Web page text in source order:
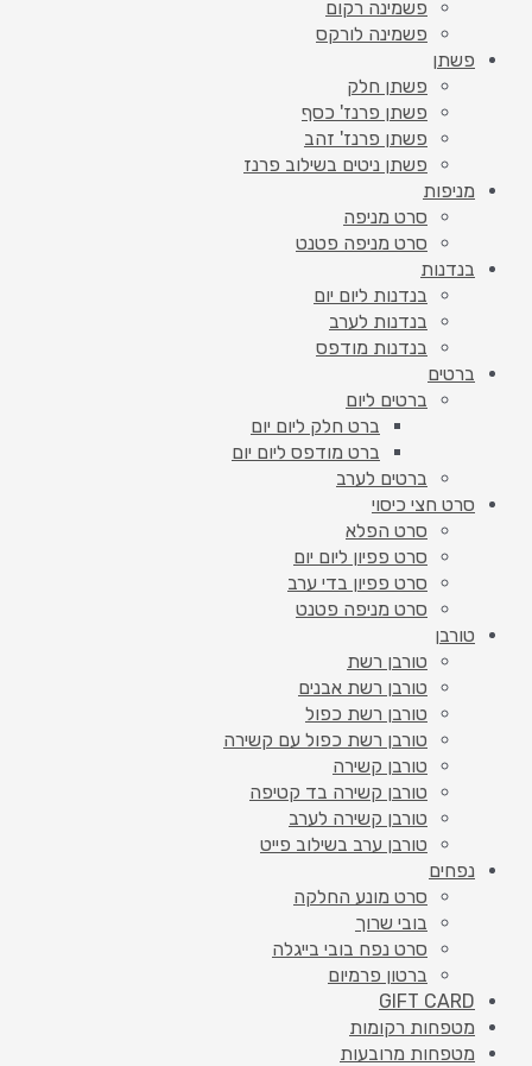
פשמינה רקום
פשמינה לורקס
פשתן
פשתן חלק
פשתן פרנז' כסף
פשתן פרנז' זהב
פשתן ניטים בשילוב פרנז
מניפות
סרט מניפה
סרט מניפה פטנט
בנדנות
בנדנות ליום יום
בנדנות לערב
בנדנות מודפס
ברטים
ברטים ליום
ברט חלק ליום יום
ברט מודפס ליום יום
ברטים לערב
סרט חצי כיסוי
סרט הפלא
סרט פפיון ליום יום
סרט פפיון בדי ערב
סרט מניפה פטנט
טורבן
טורבן רשת
טורבן רשת אבנים
טורבן רשת כפול
טורבן רשת כפול עם קשירה
טורבן קשירה
טורבן קשירה בד קטיפה
טורבן קשירה לערב
טורבן ערב בשילוב פייט
נפחים
סרט מונע החלקה
בובי שרוך
סרט נפח בובי בייגלה
ברטון פרמיום
GIFT CARD
מטפחות רקומות
מטפחות מרובעות